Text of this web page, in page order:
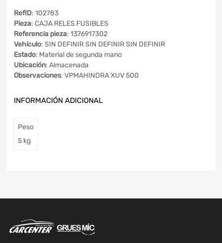
RefID: 102783
Pieza: CAJA RELES FUSIBLES
Referencia pieza: 1376917302
Vehículo: SIN DEFINIR SIN DEFINIR SIN DEFINIR
Estado: Material de segunda mano
Ubicación: Almacenada
Observaciones: VPMAHINDRA XUV 500
INFORMACIÓN ADICIONAL
Peso
5 kg